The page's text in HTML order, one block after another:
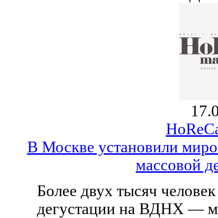
В Москве установили
массовой
Более двух тысяч
дегустации на ВДНХ —